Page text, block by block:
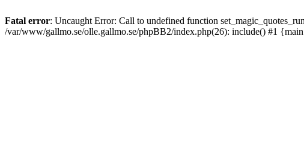
Fatal error: Uncaught Error: Call to undefined function
/var/www/gallmo.se/olle.gallmo.se/phpBB2/index.php(26): include() #1